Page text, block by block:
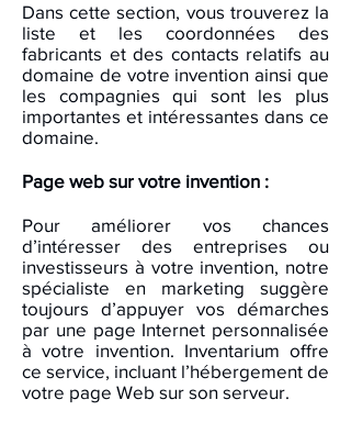
Dans cette section, vous trouverez la
liste et les coordonnées des
fabricants et des contacts relatifs au
domaine de votre invention ainsi que
les compagnies qui sont les plus
importantes et intéressantes dans ce
domaine.
Page web sur votre invention :
Pour améliorer vos chances
d’intéresser des entreprises ou
investisseurs à votre invention, notre
spécialiste en marketing suggère
toujours d’appuyer vos démarches
par une page Internet personnalisée
à votre invention. Inventarium offre
ce service, incluant l’hébergement de
votre page Web sur son serveur.